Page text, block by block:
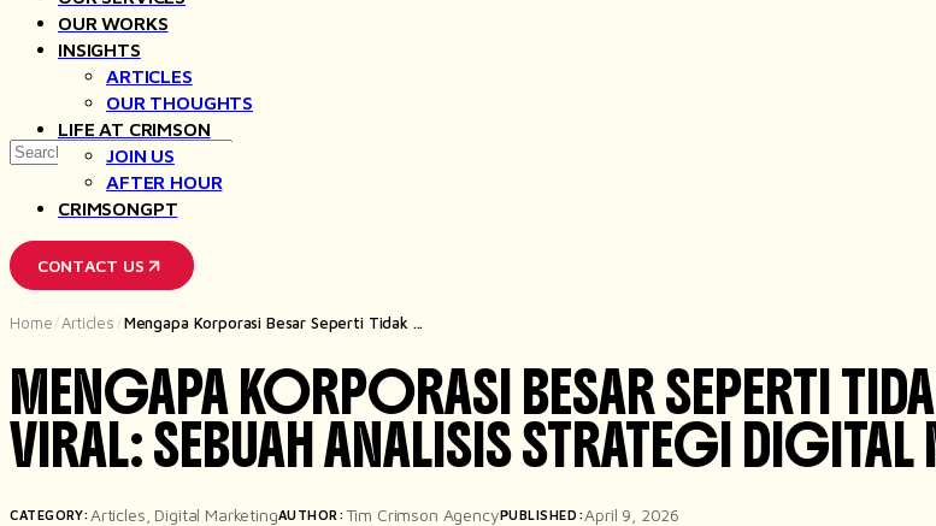
OUR WORKS
INSIGHTS
ARTICLES
OUR THOUGHTS
LIFE AT CRIMSON
JOIN US
AFTER HOUR
CRIMSONGPT
CONTACT US
Search
Home / Articles /Mengapa Korporasi Besar Seperti Tidak ...
MENGAPA KORPORASI BESAR SEPERTI
VIRAL: SEBUAH ANALISIS STRATEGI
CATEGORY: Articles Digital MarketingAUTHOR:Tim Crimson AgencyPUBLISHED:April 9, 2026